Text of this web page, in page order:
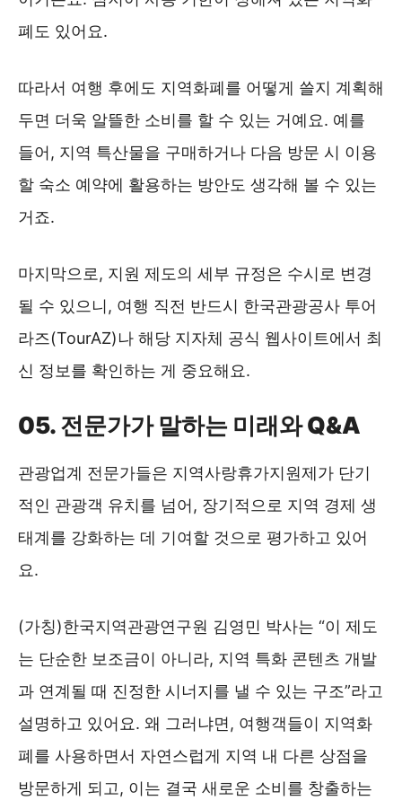
폐도 있어요.
따라서 여행 후에도 지역화폐를 어떻게 쓸지 계획해
두면 더욱 알뜰한 소비를 할 수 있는 거예요. 예를
들어, 지역 특산물을 구매하거나 다음 방문 시 이용
할 숙소 예약에 활용하는 방안도 생각해 볼 수 있는
거죠.
마지막으로, 지원 제도의 세부 규정은 수시로 변경
될 수 있으니, 여행 직전 반드시 한국관광공사 투어
라즈(TourAZ)나 해당 지자체 공식 웹사이트에서 최
신 정보를 확인하는 게 중요해요.
05. 전문가가 말하는 미래와 Q&A
관광업계 전문가들은 지역사랑휴가지원제가 단기
적인 관광객 유치를 넘어, 장기적으로 지역 경제 생
태계를 강화하는 데 기여할 것으로 평가하고 있어
요.
(가칭)한국지역관광연구원 김영민 박사는 “이 제도
는 단순한 보조금이 아니라, 지역 특화 콘텐츠 개발
과 연계될 때 진정한 시너지를 낼 수 있는 구조”라고
설명하고 있어요. 왜 그러냐면, 여행객들이 지역화
폐를 사용하면서 자연스럽게 지역 내 다른 상점을
방문하게 되고, 이는 결국 새로운 소비를 창출하는